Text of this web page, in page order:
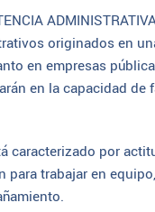
originados en
en empresas
en la capacidad
caracterizado por
trabajar en